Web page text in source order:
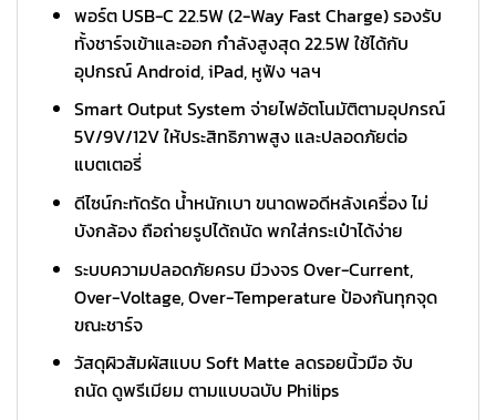
พอร์ต USB-C 22.5W (2-Way Fast Charge) รองรับ
ทั้งชาร์จเข้าและออก กำลังสูงสุด 22.5W ใช้ได้กับ
อุปกรณ์ Android, iPad, หูฟัง ฯลฯ
Smart Output System จ่ายไฟอัตโนมัติตามอุปกรณ์
5V/9V/12V ให้ประสิทธิภาพสูง และปลอดภัยต่อ
แบตเตอรี่
ดีไซน์กะทัดรัด น้ำหนักเบา ขนาดพอดีหลังเครื่อง ไม่
บังกล้อง ถือถ่ายรูปได้ถนัด พกใส่กระเป๋าได้ง่าย
ระบบความปลอดภัยครบ มีวงจร Over-Current,
Over-Voltage, Over-Temperature ป้องกันทุกจุด
ขณะชาร์จ
วัสดุผิวสัมผัสแบบ Soft Matte ลดรอยนิ้วมือ จับ
ถนัด ดูพรีเมียม ตามแบบฉบับ Philips